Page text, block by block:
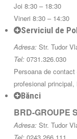
Joi 8:30 – 18:30
Vineri 8:30 – 14:30
Serviciul de
Adresa: Str. Tudor
Tel: 0731.326.030
Persoana de
profesional principal,
Bănci
BRD-GROUPE
Adresa: Str. Tudor